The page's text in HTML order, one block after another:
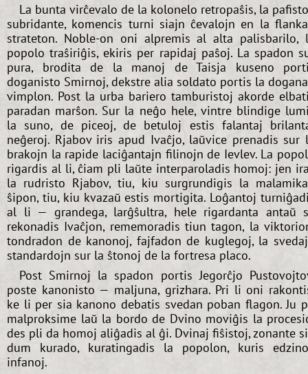
La bunta virĉevalo de la kolonelo retropaŝis, la
subridante, komencis turni siajn ĉevalojn en la
strateton. Noble-on oni alpremis al alta palisbarilo,
popolo traŝiriĝis, ekiris per rapidaj paŝoj. La spadon
pura, brodita de la manoj de Taisja kuseno
doganisto Smirnoj, dekstre alia soldato portis la
vimplon. Post la urba bariero tamburistoj akorde
paradan marŝon. Sur la neĝo hele, vintre blindige
la suno, de piceoj, de betuloj estis falantaj
neĝeroj. Rjabov iris apud Ivaĉjo, laŭvice prenadis sur
brakojn la rapide laciĝantajn filinojn de Ievlev. La
rigardis al li, ĉiam pli laŭte interparoladis homoj: jen
la rudristo Rjabov, tiu, kiu surgrundigis la
ŝipon, tiu, kiu kvazaŭ estis mortigita. Loĝantoj
al li — grandega, larĝŝultra, hele rigardanta antaŭ
rekonadis Ivaĉjon, rememoradis tiun tagon, la
tondradon de kanonoj, fajfadon de kuglegoj, la
standardojn sur la ŝtonoj de la fortresa placo.
Post Smirnoj la spadon portis Jegorĉjo
poste kanonisto — maljuna, grizhara. Pri li oni
ke li per sia kanono debatis svedan poban flagon. Ju
malproksime laŭ la bordo de Dvino moviĝis la
des pli da homoj aliĝadis al ĝi. Dvinaj fiŝistoj, zonante
dum kurado, kuratingadis la popolon, kuris
infanoj.